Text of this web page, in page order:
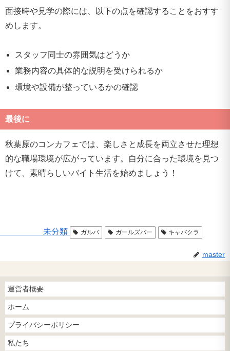
面接時や見学の際には、以下の点を確認することをおすす
めします。
スタッフ同士の雰囲気はどうか
業務内容の具体的な説明を受けられるか
環境や設備が整っているかの確認
最後に
秋葉原のコンカフェでは、楽しさと成長を両立させた理想
的な職場環境が広がっています。自分に合った環境を見つ
けて、素晴らしいバイト生活を始めましょう！
未分類 ガルバ ガールズバー キャバクラ
master
運営者概要
ホーム
プライバシーポリシー
私たち